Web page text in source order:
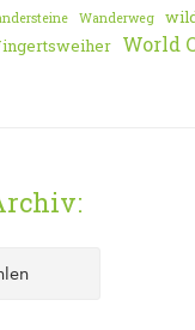
Wanderweg
World